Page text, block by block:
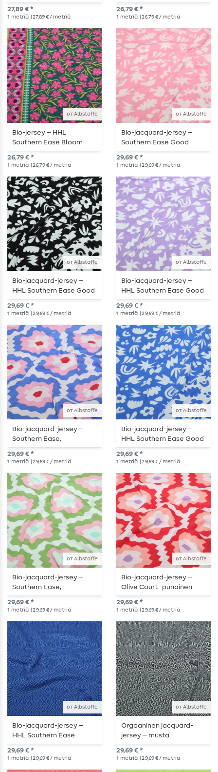
Woven vaaleanvihreä
27,89 € *
1 metriä | 27,89 € / metriä
Drift, kuninkaansininen
26,79 € *
1 metriä | 26,79 € / metriä
от Albstoffe
Bio-jersey – HHL
Southern Ease Bloom
Drift, vihreä
26,79 € *
1 metriä | 26,79 € / metriä
от Albstoffe
Bio-jacquard-jersey –
Southern Ease Good
Omens Doubleface,
vaaleanpunainen
29,69 € *
1 metriä | 29,69 € / metriä
от Albstoffe
Bio-jacquard-jersey –
HHL Southern Ease Good
Omens Doubleface,
musta
29,69 € *
1 metriä | 29,69 € / metriä
от Albstoffe
Bio-jacquard-jersey –
HHL Southern Ease Good
Omens Doubleface,
violetti
29,69 € *
1 metriä | 29,69 € / metriä
от Albstoffe
Bio-jacquard-jersey –
Southern Ease,
oliivisininen
29,69 € *
1 metriä | 29,69 € / metriä
от Albstoffe
Bio-jacquard-jersey –
HHL Southern Ease Good
Omens Doubleface
sininen
29,69 € *
1 metriä | 29,69 € / metriä
от Albstoffe
Bio-jacquard-jersey –
Southern Ease,
oliivinvihreä
29,69 € *
1 metriä | 29,69 € / metriä
от Albstoffe
Bio-jacquard-jersey –
Olive Court -punainen
29,69 € *
1 metriä | 29,69 € / metriä
от Albstoffe
Bio-jacquard-jersey –
HHL Southern Ease
Mosaic Knit 3D sininen
29,69 € *
1 metriä | 29,69 € / metriä
от Albstoffe
Orgaaninen jacquard-
jersey – musta
29,69 € *
1 metriä | 29,69 € / metriä